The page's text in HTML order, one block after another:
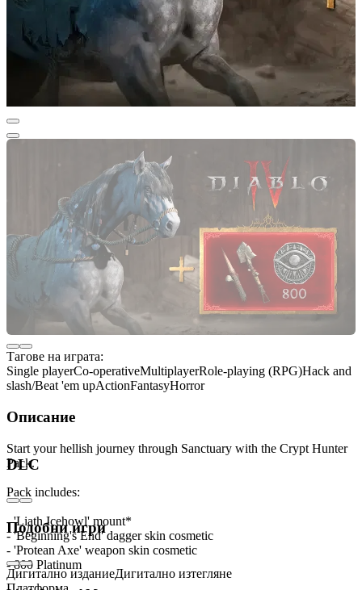
Тагове на играта:
Single playerCo-operativeMultiplayerRole-playing (RPG)Hack and
slash/Beat 'em upActionFantasyHorror
Описание
Start your hellish journey through Sanctuary with the Crypt Hunter
Pack.
Pack includes:
- 'Liath Icehowl' mount*
- 'Beginning's End' dagger skin cosmetic
- 'Protean Axe' weapon skin cosmetic
- 800 Platinum
DLC
Подобни игри
Дигитално изданиеДигитално изтегляне